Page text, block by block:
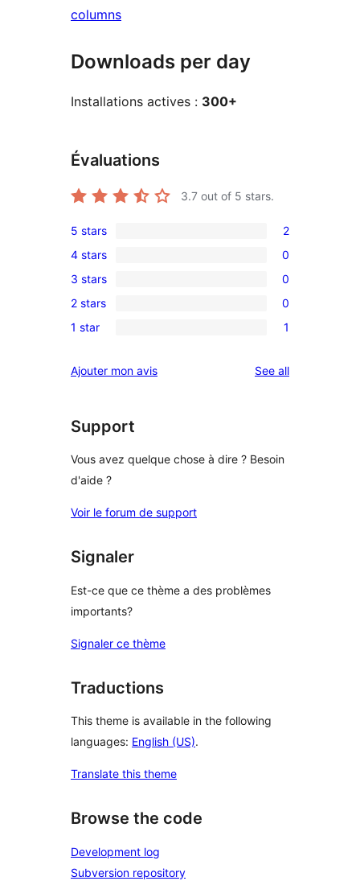
columns
Downloads per day
Installations actives : 300+
Évaluations
3.7 out of 5 stars.
2
5-
star
reviews
5 stars 2
0
4-
star
reviews
4 stars 0
0
3-
star
3 stars 0
0
2-
reviews
2 stars 0
1
star
1 star 1
Ajouter mon avis See allreviews
Support
Vous avez quelque chose à dire ? Besoin
d'aide ?
Voir le forum de support
Signaler
Est-ce que ce thème a des problèmes
importants?
Signaler ce thème
Traductions
This theme is available in the following
languages: English (US).
Translate this theme
Browse the code
Development log
Subversion repository